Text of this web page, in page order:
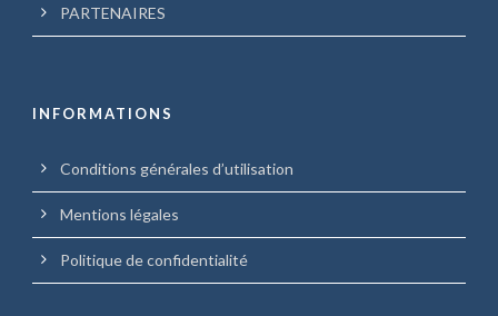
PARTENAIRES
INFORMATIONS
Conditions générales d’utilisation
Mentions légales
Politique de confidentialité